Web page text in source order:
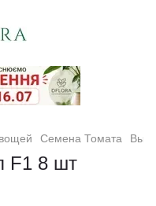
Семена Томата
F1 8 шт